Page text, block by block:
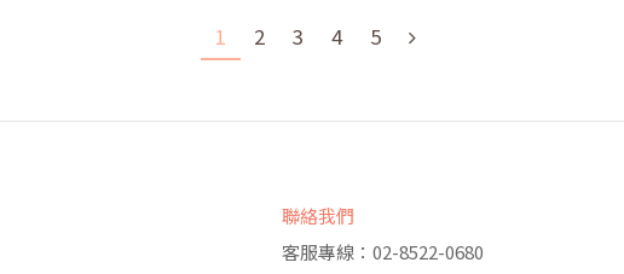
1 2 3 4 5
聯絡我們
客服專線：02-8522-0680